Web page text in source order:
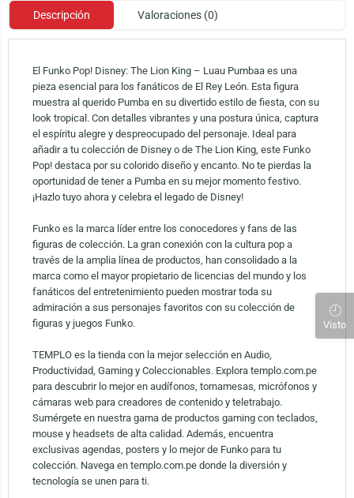
Descripción Valoraciones (0)
El Funko Pop! Disney: The Lion King – Luau Pumbaa es una
pieza esencial para los fanáticos de El Rey León. Esta figura
muestra al querido Pumba en su divertido estilo de fiesta, con su
look tropical. Con detalles vibrantes y una postura única, captura
el espíritu alegre y despreocupado del personaje. Ideal para
añadir a tu colección de Disney o de The Lion King, este Funko
Pop! destaca por su colorido diseño y encanto. No te pierdas la
oportunidad de tener a Pumba en su mejor momento festivo.
¡Hazlo tuyo ahora y celebra el legado de Disney!
Funko es la marca líder entre los conocedores y fans de las
figuras de colección. La gran conexión con la cultura pop a
través de la amplia línea de productos, han consolidado a la
marca como el mayor propietario de licencias del mundo y los
fanáticos del entretenimiento pueden mostrar toda su
admiración a sus personajes favoritos con su colección de
figuras y juegos Funko.
TEMPLO es la tienda con la mejor selección en Audio,
Productividad, Gaming y Coleccionables. Explora templo.com.pe
para descubrir lo mejor en audífonos, tornamesas, micrófonos y
cámaras web para creadores de contenido y teletrabajo.
Sumérgete en nuestra gama de productos gaming con teclados,
mouse y headsets de alta calidad. Además, encuentra
exclusivas agendas, posters y lo mejor de Funko para tu
colección. Navega en templo.com.pe donde la diversión y
tecnología se unen para ti.
Visto